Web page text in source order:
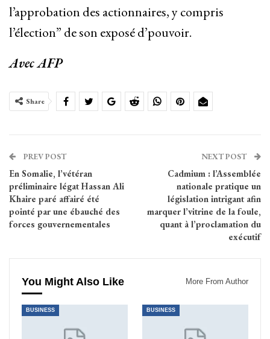
l’approbation des actionnaires, y compris
l’élection” de son exposé d’pouvoir.
Avec AFP
Share
PREV POST
En Somalie, l’vétéran
préliminaire légat Hassan Ali
Khaire paré affairé été
pointé par une ébauché des
forces gouvernementales
NEXT POST
Cadmium : l’Assemblée
nationale pratique un
législation intrigant afin
marquer l’vitrine de la foule,
quant à l’proclamation du
exécutif
You Might Also Like More From Author
BUSINESS BUSINESS